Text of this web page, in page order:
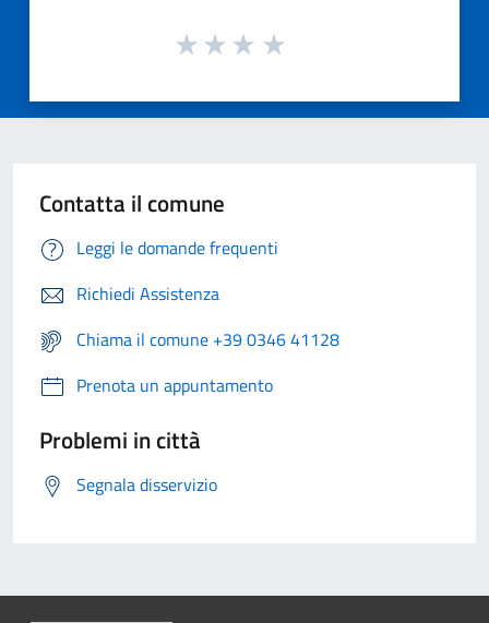
Contatta il comune
Leggi le domande frequenti
Richiedi Assistenza
Chiama il comune +39 0346 41128
Prenota un appuntamento
Problemi in città
Segnala disservizio